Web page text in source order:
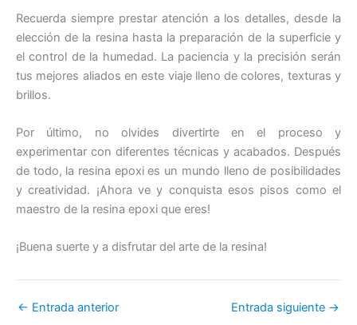
Recuerda siempre prestar atención a los detalles, desde la
elección de la resina hasta la preparación de la superficie y
el control de la humedad. La paciencia y la precisión serán
tus mejores aliados en este viaje lleno de colores, texturas y
brillos.
Por último, no olvides divertirte en el proceso y
experimentar con diferentes técnicas y acabados. Después
de todo, la resina epoxi es un mundo lleno de posibilidades
y creatividad. ¡Ahora ve y conquista esos pisos como el
maestro de la resina epoxi que eres!
¡Buena suerte y a disfrutar del arte de la resina!
← Entrada anterior Entrada siguiente →